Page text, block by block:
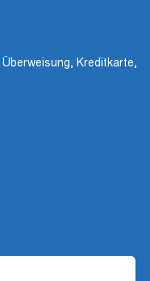
Kreditkarte,